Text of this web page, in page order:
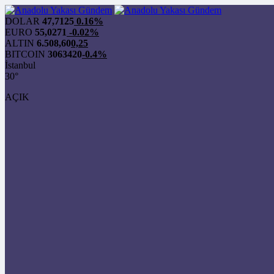
DOLAR 47,7125 0.16%
EURO 55,0271 -0.02%
ALTIN 6.508,600,25
BITCOIN 3063420-0.4%
İstanbul
30°
AÇIK